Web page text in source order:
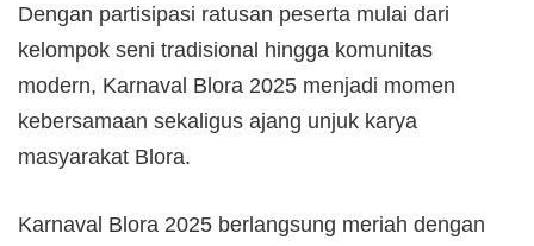
Dengan partisipasi ratusan peserta mulai dari
kelompok seni tradisional hingga komunitas
modern, Karnaval Blora 2025 menjadi momen
kebersamaan sekaligus ajang unjuk karya
masyarakat Blora.
Karnaval Blora 2025 berlangsung meriah dengan